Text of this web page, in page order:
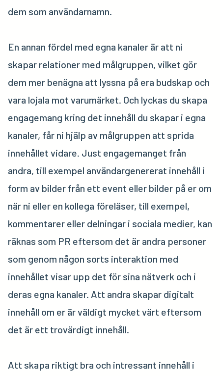
dem som användarnamn.
En annan fördel med egna kanaler är att ni
skapar relationer med målgruppen, vilket gör
dem mer benägna att lyssna på era budskap och
vara lojala mot varumärket. Och lyckas du skapa
engagemang kring det innehåll du skapar i egna
kanaler, får ni hjälp av målgruppen att sprida
innehållet vidare. Just engagemanget från
andra, till exempel användargenererat innehåll i
form av bilder från ett event eller bilder på er om
när ni eller en kollega föreläser, till exempel,
kommentarer eller delningar i sociala medier, kan
räknas som PR eftersom det är andra personer
som genom någon sorts interaktion med
innehållet visar upp det för sina nätverk och i
deras egna kanaler. Att andra skapar digitalt
innehåll om er är väldigt mycket värt eftersom
det är ett trovärdigt innehåll.
Att skapa riktigt bra och intressant innehåll i